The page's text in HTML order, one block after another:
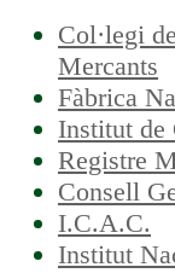
Col·legi
Mercants
Fàbrica
Institut
Registre
Consell
I.C.A.C.
Institut